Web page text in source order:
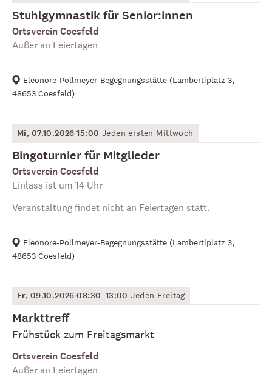
Stuhlgymnastik für Senior:innen
Ortsverein Coesfeld
Außer an Feiertagen
Eleonore-Pollmeyer-Begegnungsstätte (Lambertiplatz 3,
48653 Coesfeld)
Mi, 07.10.2026 15:00 Jeden ersten Mittwoch
Bingoturnier für Mitglieder
Ortsverein Coesfeld
Einlass ist um 14 Uhr
Veranstaltung findet nicht an Feiertagen statt.
Eleonore-Pollmeyer-Begegnungsstätte (Lambertiplatz 3,
48653 Coesfeld)
Fr, 09.10.2026 08:30–13:00 Jeden Freitag
Markttreff
Frühstück zum Freitagsmarkt
Ortsverein Coesfeld
Außer an Feiertagen